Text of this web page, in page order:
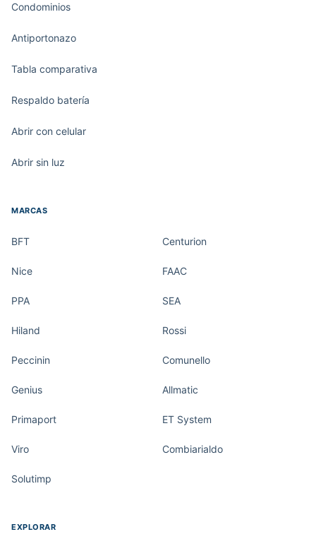
Condominios
Antiportonazo
Tabla comparativa
Respaldo batería
Abrir con celular
Abrir sin luz
MARCAS
BFT Centurion
Nice FAAC
PPA SEA
Hiland Rossi
Peccinin Comunello
Genius Allmatic
Primaport ET System
Viro Combiarialdo
Solutimp
EXPLORAR